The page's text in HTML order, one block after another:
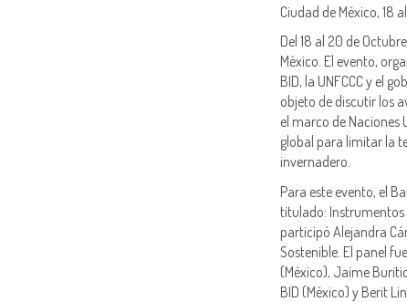
Ciudad de México, 18
Del 18 al 20 de
México. El evento,
BID, la UNFCCC y el
objeto de discutir los
el marco de Naciones
global para limitar la
invernadero.
Para este evento, el
titulado: Instrumentos
participó Alejandra
Sostenible. El panel
(México), Jaime
BID (México) y Berit